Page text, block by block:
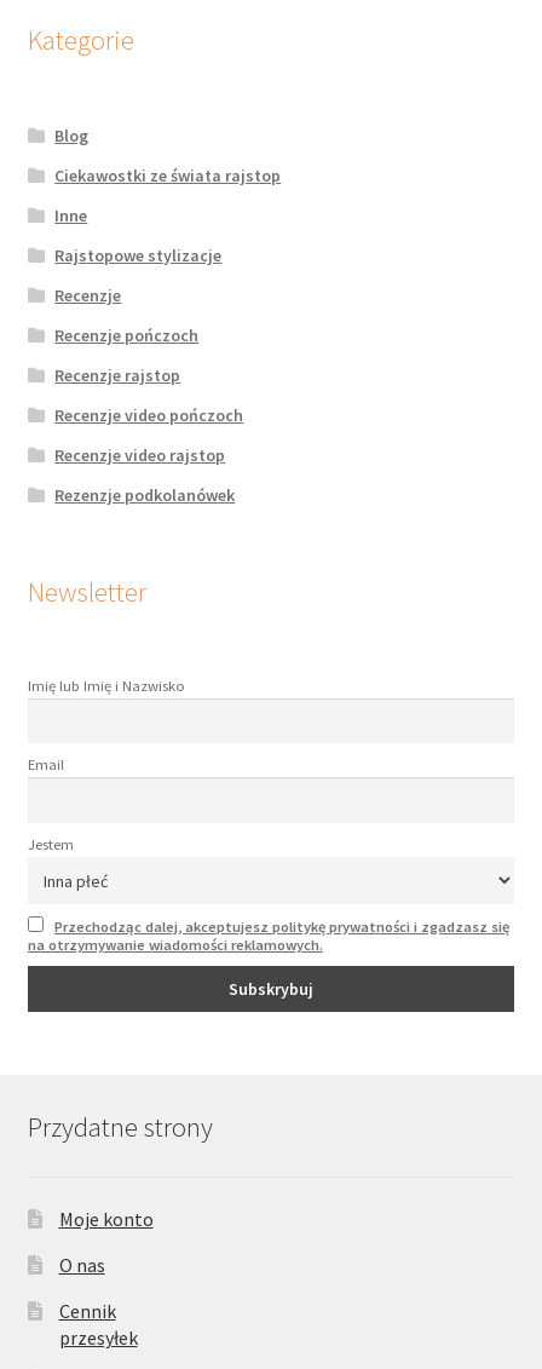
Kategorie
Blog
Ciekawostki ze świata rajstop
Inne
Rajstopowe stylizacje
Recenzje
Recenzje pończoch
Recenzje rajstop
Recenzje video pończoch
Recenzje video rajstop
Rezenzje podkolanówek
Newsletter
Imię lub Imię i Nazwisko
Email
Jestem
Przechodząc dalej, akceptujesz politykę prywatności i zgadzasz się
na otrzymywanie wiadomości reklamowych.
Przydatne strony
Moje konto
O nas
Cennik
przesyłek